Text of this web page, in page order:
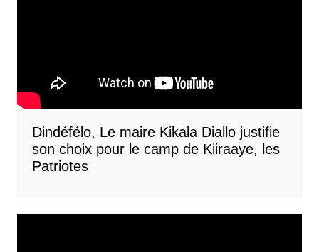
Dindéfélo, Le maire Kikala Diallo justifie
son choix pour le camp de Kiiraaye, les
Patriotes